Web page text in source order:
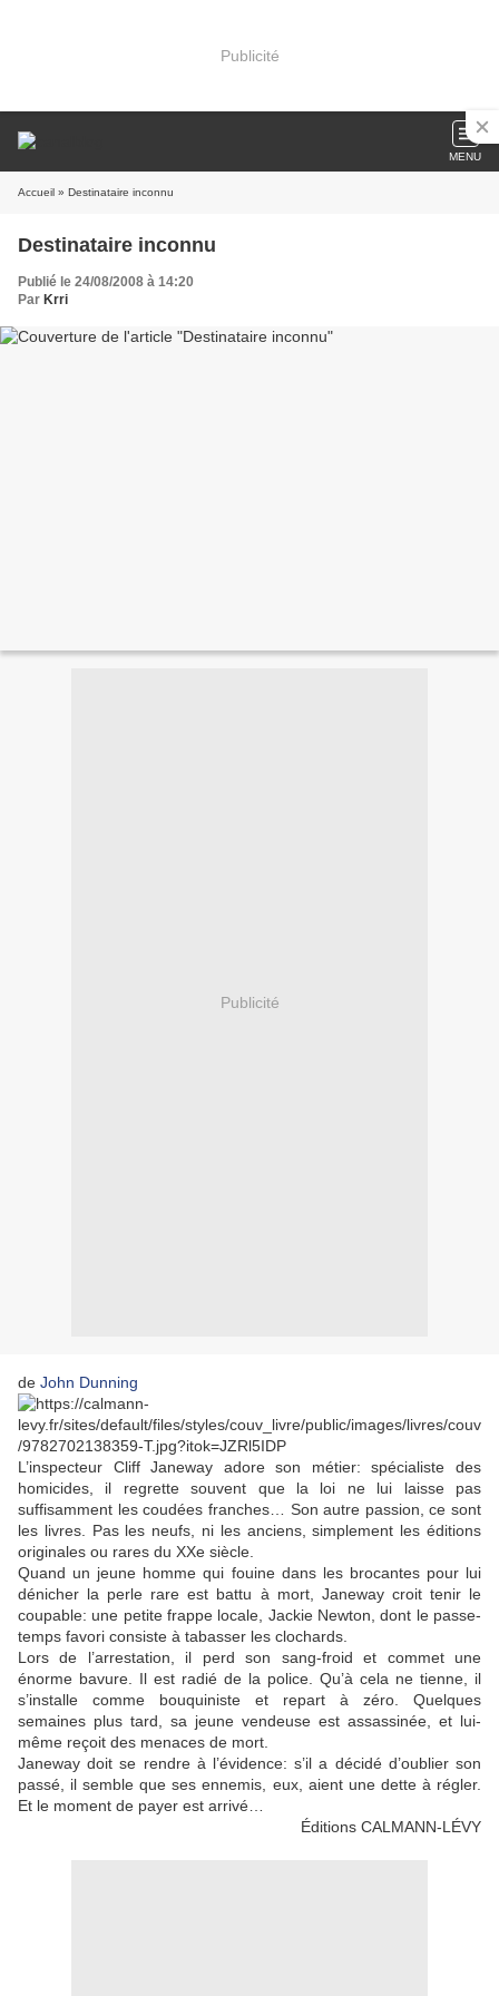
Publicité
MENU
Accueil » Destinataire inconnu
Destinataire inconnu
Publié le 24/08/2008 à 14:20
Par Krri
Publicité
de John Dunning
L’inspecteur Cliff Janeway adore son métier: spécialiste des
homicides, il regrette souvent que la loi ne lui laisse pas
suffisamment les coudées franches… Son autre passion, ce sont
les livres. Pas les neufs, ni les anciens, simplement les éditions
originales ou rares du XXe siècle.
Quand un jeune homme qui fouine dans les brocantes pour lui
dénicher la perle rare est battu à mort, Janeway croit tenir le
coupable: une petite frappe locale, Jackie Newton, dont le passe-
temps favori consiste à tabasser les clochards.
Lors de l’arrestation, il perd son sang-froid et commet une
énorme bavure. Il est radié de la police. Qu’à cela ne tienne, il
s’installe comme bouquiniste et repart à zéro. Quelques
semaines plus tard, sa jeune vendeuse est assassinée, et lui-
même reçoit des menaces de mort.
Janeway doit se rendre à l’évidence: s’il a décidé d’oublier son
passé, il semble que ses ennemis, eux, aient une dette à régler.
Et le moment de payer est arrivé…
Éditions CALMANN-LÉVY